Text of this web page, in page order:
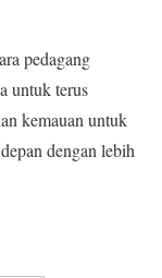
pedagang
untuk terus
kemauan untuk
dengan lebih